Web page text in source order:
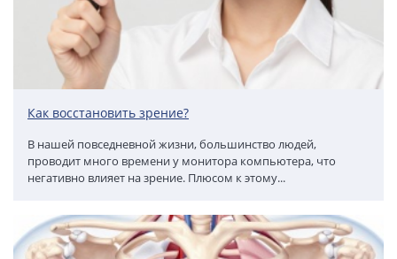
Как восстановить зрение?
В нашей повседневной жизни, большинство людей,
проводит много времени у монитора компьютера, что
негативно влияет на зрение. Плюсом к этому...